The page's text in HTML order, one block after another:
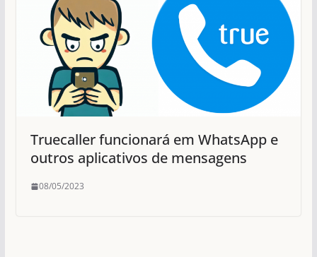
Truecaller funcionará em WhatsApp e
outros aplicativos de mensagens
08/05/2023